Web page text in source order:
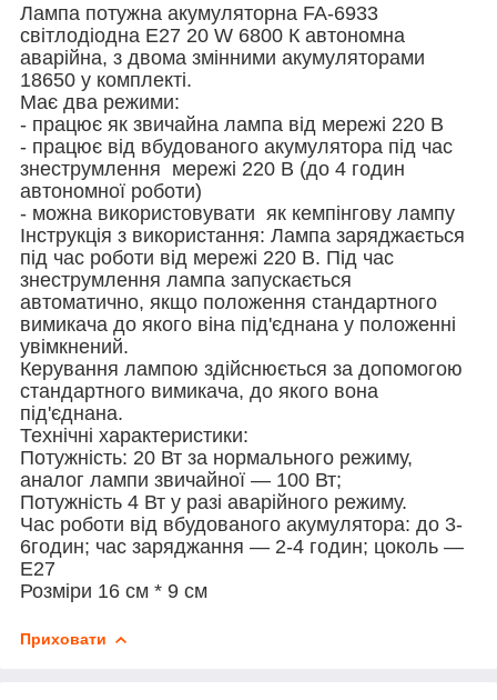
Лампа потужна акумуляторна FA-6933
світлодіодна E27 20 W 6800 К автономна
аварійна, з двома змінними акумуляторами
18650 у комплекті.
Має два режими:
- працює як звичайна лампа від мережі 220 В
- працює від вбудованого акумулятора під час
знеструмлення мережі 220 В (до 4 годин
автономної роботи)
- можна використовувати як кемпінгову лампу
Інструкція з використання: Лампа заряджається
під час роботи від мережі 220 В. Під час
знеструмлення лампа запускається
автоматично, якщо положення стандартного
вимикача до якого віна під'єднана у положенні
увімкнений.
Керування лампою здійснюється за допомогою
стандартного вимикача, до якого вона
під'єднана.
Технічні характеристики:
Потужність: 20 Вт за нормального режиму,
аналог лампи звичайної — 100 Вт;
Потужність 4 Вт у разі аварійного режиму.
Час роботи від вбудованого акумулятора: до 3-
6годин; час заряджання — 2-4 годин; цоколь —
Е27
Розміри 16 см * 9 см
Приховати